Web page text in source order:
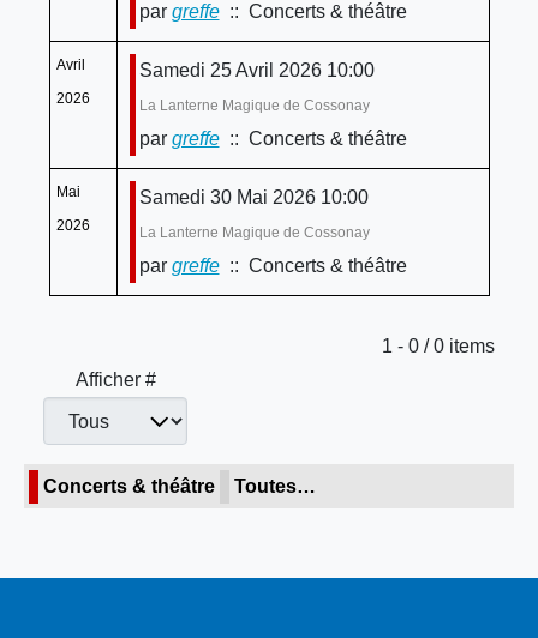
par greffe:: Concerts & théâtre
Avril
2026
Samedi 25 Avril 2026 10:00
La Lanterne Magique de Cossonay
par greffe:: Concerts & théâtre
Mai
2026
Samedi 30 Mai 2026 10:00
La Lanterne Magique de Cossonay
par greffe:: Concerts & théâtre
Limite de la pagination
1 - 0 / 0 items
Afficher #
Concerts & théâtre Toutes…